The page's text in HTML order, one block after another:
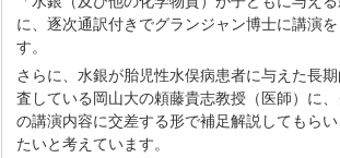
に、逐次通訳付きでグランジャン博士に講演
す。
さらに、水銀が胎児性水俣病患者に与えた長
査している岡山大の頼藤貴志教授（医師）に
の講演内容に交差する形で補足解説してもら
たいと考えています。